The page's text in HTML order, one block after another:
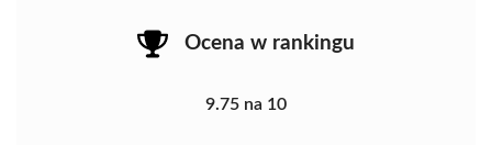
Ocena w rankingu
9.75 na 10